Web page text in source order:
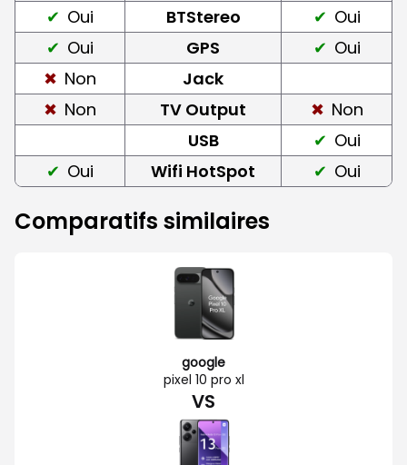
Oui
BTStereo
Oui
Oui
GPS
Oui
Non
Jack
Non
TV Output
Non
USB
Oui
Oui
Wifi HotSpot Oui
Comparatifs similaires
google
pixel 10 pro xl
VS